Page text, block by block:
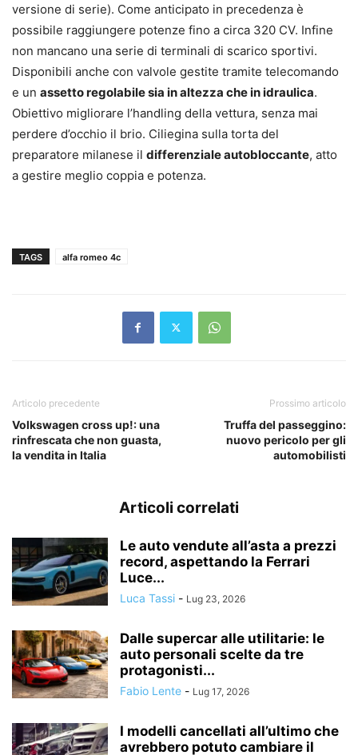
versione di serie). Come anticipato in precedenza è
possibile raggiungere potenze fino a circa 320 CV. Infine
non mancano una serie di terminali di scarico sportivi.
Disponibili anche con valvole gestite tramite telecomando
e un assetto regolabile sia in altezza che in idraulica.
Obiettivo migliorare l’handling della vettura, senza mai
perdere d’occhio il brio. Ciliegina sulla torta del
preparatore milanese il differenziale autobloccante, atto
a gestire meglio coppia e potenza.
TAGS alfa romeo 4c
Articolo precedente
Volkswagen cross up!: una
rinfrescata che non guasta,
la vendita in Italia
Prossimo articolo
Truffa del passeggino:
nuovo pericolo per gli
automobilisti
Articoli correlati
Le auto vendute all’asta a prezzi
record, aspettando la Ferrari
Luce...
Luca Tassi - Lug 23, 2026
Dalle supercar alle utilitarie: le
auto personali scelte da tre
protagonisti...
Fabio Lente - Lug 17, 2026
I modelli cancellati all’ultimo che
avrebbero potuto cambiare il